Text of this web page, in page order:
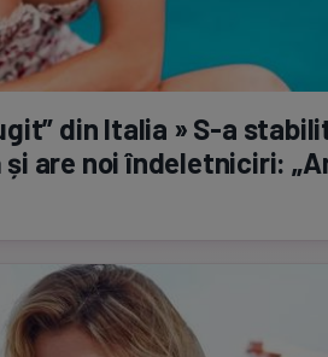
din Italia » S-a
are noi îndeletniciri: